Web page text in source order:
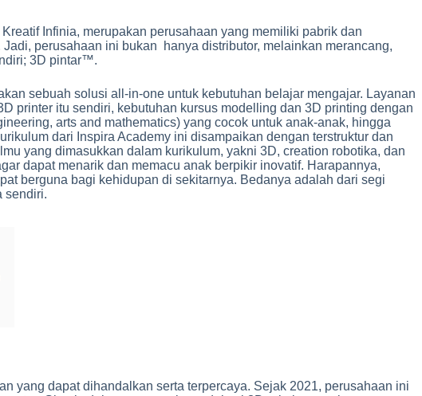
Infinia, merupakan perusahaan yang memiliki pabrik dan
perusahaan ini bukan hanya distributor, melainkan merancang,
3D pintar™.
sebuah solusi all-in-one untuk kebutuhan belajar mengajar. Layanan
printer itu sendiri, kebutuhan kursus modelling dan 3D printing dengan
arts and mathematics) yang cocok untuk anak-anak, hingga
dari Inspira Academy ini disampaikan dengan terstruktur dan
yang dimasukkan dalam kurikulum, yakni 3D, creation robotika, dan
dapat menarik dan memacu anak berpikir inovatif. Harapannya,
berguna bagi kehidupan di sekitarnya. Bedanya adalah dari segi
sendiri.
yang dapat dihandalkan serta terpercaya. Sejak 2021, perusahaan ini